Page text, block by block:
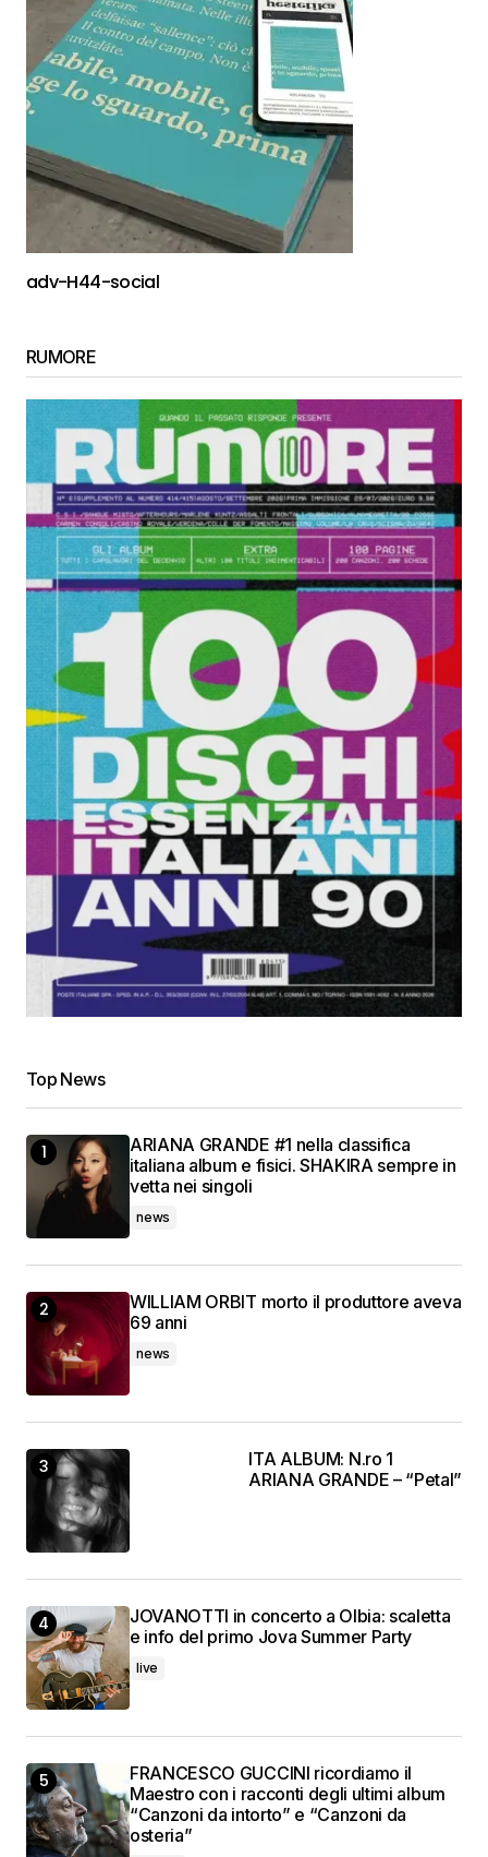
adv-H44-social
RUMORE
Top News
ARIANA GRANDE #1 nella classifica
italiana album e fisici. SHAKIRA sempre in
vetta nei singoli
news
WILLIAM ORBIT morto il produttore aveva
69 anni
news
ITA ALBUM: N.ro 1
ARIANA GRANDE – “Petal”
JOVANOTTI in concerto a Olbia: scaletta
e info del primo Jova Summer Party
live
FRANCESCO GUCCINI ricordiamo il
Maestro con i racconti degli ultimi album
“Canzoni da intorto” e “Canzoni da
osteria”